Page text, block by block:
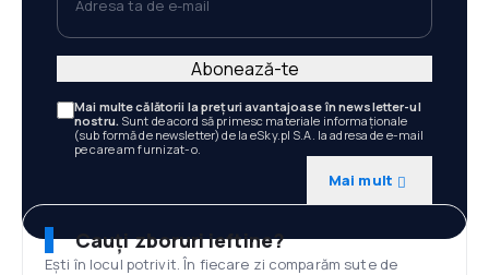
Mai multe călătorii la prețuri avantajoase în newsletter-ul
nostru. Sunt de acord să primesc materiale informaționale
(sub formă de newsletter) de la eSky.pl S.A. la adresa de e-mail
pe care am furnizat-o.
Mai mult
Abonează-te
Cauți zboruri ieftine?
Ești în locul potrivit. În fiecare zi comparăm sute de